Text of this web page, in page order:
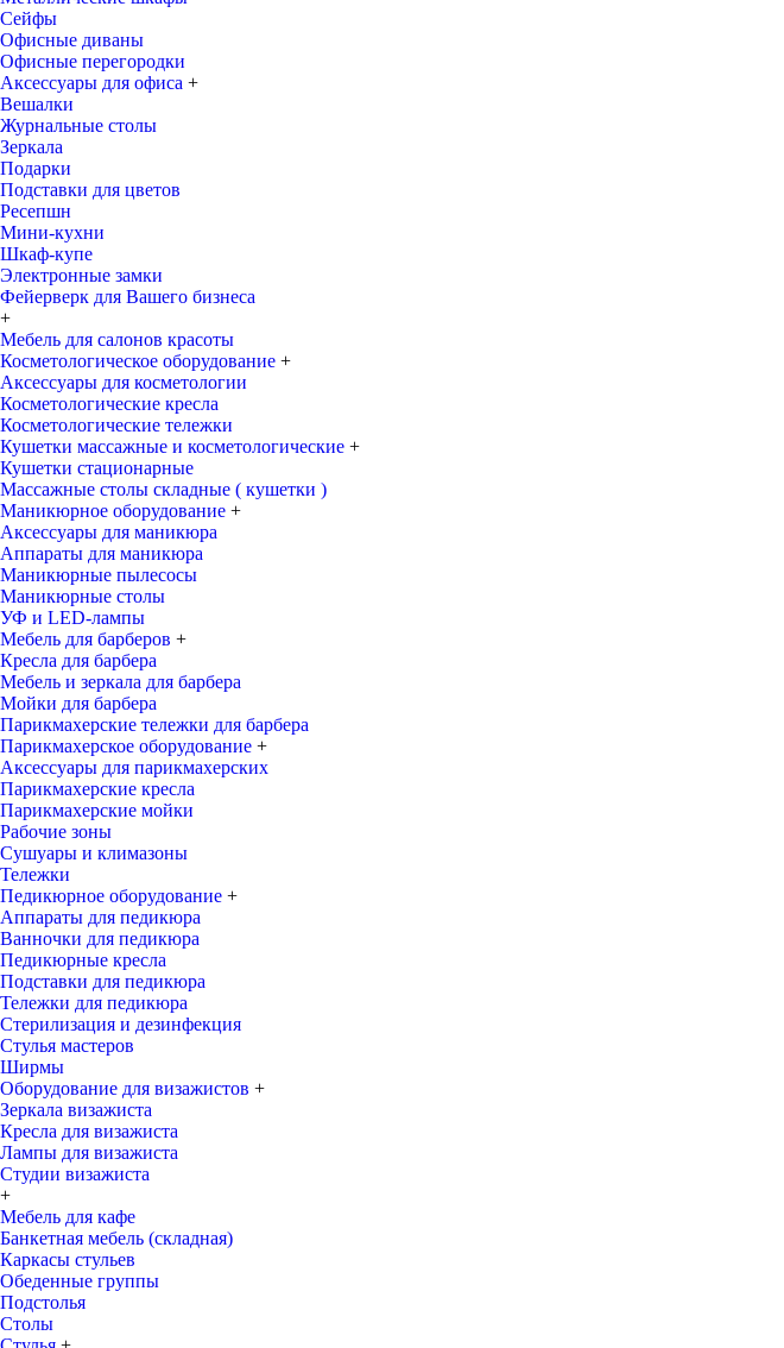
Сейфы
Офисные диваны
Офисные перегородки
Аксессуары для офиса +
Вешалки
Журнальные столы
Зеркала
Подарки
Подставки для цветов
Ресепшн
Мини-кухни
Шкаф-купе
Электронные замки
Фейерверк для Вашего бизнеса
+
Мебель для салонов красоты
Косметологическое оборудование +
Аксессуары для косметологии
Косметологические кресла
Косметологические тележки
Кушетки массажные и косметологические +
Кушетки стационарные
Массажные столы складные ( кушетки )
Маникюрное оборудование +
Аксессуары для маникюра
Аппараты для маникюра
Маникюрные пылесосы
Маникюрные столы
УФ и LED-лампы
Мебель для барберов +
Кресла для барбера
Мебель и зеркала для барбера
Мойки для барбера
Парикмахерские тележки для барбера
Парикмахерское оборудование +
Аксессуары для парикмахерских
Парикмахерские кресла
Парикмахерские мойки
Рабочие зоны
Сушуары и климазоны
Тележки
Педикюрное оборудование +
Аппараты для педикюра
Ванночки для педикюра
Педикюрные кресла
Подставки для педикюра
Тележки для педикюра
Стерилизация и дезинфекция
Стулья мастеров
Ширмы
Оборудование для визажистов +
Зеркала визажиста
Кресла для визажиста
Лампы для визажиста
Студии визажиста
+
Мебель для кафе
Банкетная мебель (складная)
Каркасы стульев
Обеденные группы
Подстолья
Столы